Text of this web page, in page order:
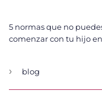
5 normas que no
comenzar con tu hijo
› blog